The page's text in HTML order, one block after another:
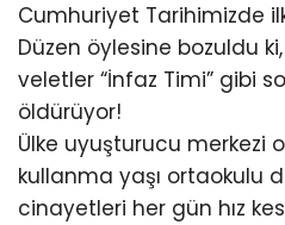
Cumhuriyet Tarihimizde
Düzen öylesine bozuldu
veletler “İnfaz Timi” gibi
öldürüyor!
Ülke uyuşturucu merkezi
kullanma yaşı ortaokulu
cinayetleri her gün hız